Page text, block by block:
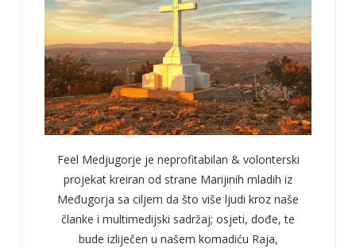
Feel Medjugorje je neprofitabilan & volonterski
projekat kreiran od strane Marijinih mladih iz
Međugorja sa ciljem da što više ljudi kroz naše
članke i multimedijski sadržaj; osjeti, dođe, te
bude izliječen u našem komadiću Raja,